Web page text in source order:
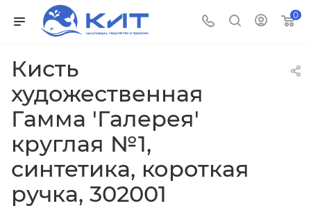
0
Кисть
художественная
Гамма 'Галерея'
круглая №1,
синтетика, короткая
ручка, 302001